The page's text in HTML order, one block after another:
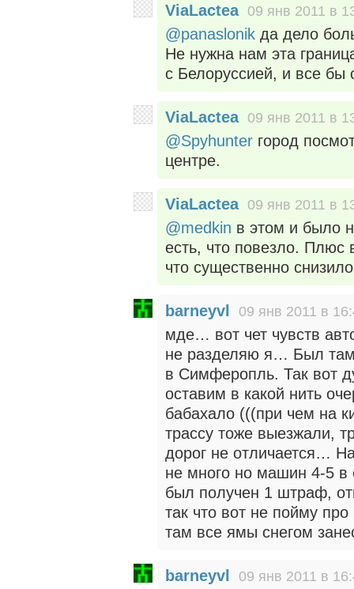
ViaLactea 09 янв 2011 в
@panaslonik да дело
Не нужна нам эта
с Белоруссией, и все бы
ViaLactea 09 янв 2011 в
@Spyhunter город
центре.
ViaLactea 09 янв 2011 в
@medkin в этом и было
есть, что повезло. Плюс
что существенно
barneyvl 09 янв 2011 в
мде… вот чет чувств
не разделяю я… Был там
в Симферопль. Так вот
оставим в какой нить
бабахало (((при чем на
трассу тоже выезжали,
дорог не отличается…
не много но машин 4-5 в
был получен 1 штраф,
так что вот не пойму
там все ямы снегом
barneyvl 09 янв 2011 в